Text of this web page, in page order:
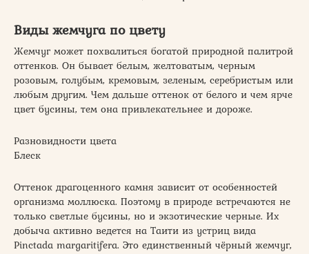
Виды жемчуга по цвету
Жемчуг может похвалиться богатой природной палитрой
оттенков. Он бывает белым, желтоватым, черным
розовым, голубым, кремовым, зеленым, серебристым или
любым другим. Чем дальше оттенок от белого и чем ярче
цвет бусины, тем она привлекательнее и дороже.
Разновидности цвета
Блеск
Оттенок драгоценного камня зависит от особенностей
организма моллюска. Поэтому в природе встречаются не
только светлые бусины, но и экзотические черные. Их
добыча активно ведется на Таити из устриц вида
Pinctada margaritifera. Это единственный чёрный жемчуг,